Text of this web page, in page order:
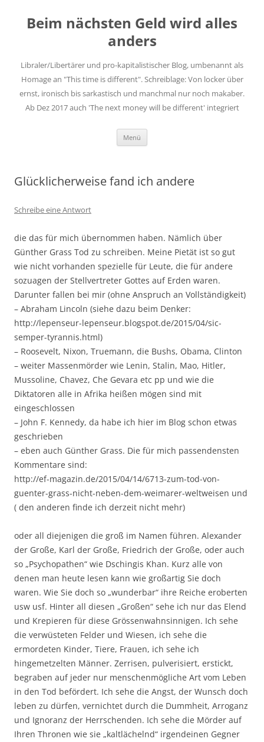
springen
Beim nächsten Geld wird alles
anders
Libraler/Libertärer und pro-kapitalistischer Blog, umbenannt als
Homage an "This time is different". Schreiblage: Von locker über
ernst, ironisch bis sarkastisch und manchmal nur noch makaber.
Ab Dez 2017 auch 'The next money will be different' integriert
Menü
Glücklicherweise fand ich andere
Schreibe eine Antwort
die das für mich übernommen haben. Nämlich über
Günther Grass Tod zu schreiben. Meine Pietät ist so gut
wie nicht vorhanden spezielle für Leute, die für andere
sozuagen der Stellvertreter Gottes auf Erden waren.
Darunter fallen bei mir (ohne Anspruch an Vollständigkeit)
– Abraham Lincoln (siehe dazu beim Denker:
http://lepenseur-lepenseur.blogspot.de/2015/04/sic-
semper-tyrannis.html)
– Roosevelt, Nixon, Truemann, die Bushs, Obama, Clinton
– weiter Massenmörder wie Lenin, Stalin, Mao, Hitler,
Mussoline, Chavez, Che Gevara etc pp und wie die
Diktatoren alle in Afrika heißen mögen sind mit
eingeschlossen
– John F. Kennedy, da habe ich hier im Blog schon etwas
geschrieben
– eben auch Günther Grass. Die für mich passendensten
Kommentare sind:
http://ef-magazin.de/2015/04/14/6713-zum-tod-von-
guenter-grass-nicht-neben-dem-weimarer-weltweisen und
( den anderen finde ich derzeit nicht mehr)
oder all diejenigen die groß im Namen führen. Alexander
der Große, Karl der Große, Friedrich der Große, oder auch
so „Psychopathen“ wie Dschingis Khan. Kurz alle von
denen man heute lesen kann wie großartig Sie doch
waren. Wie Sie doch so „wunderbar“ ihre Reiche eroberten
usw usf. Hinter all diesen „Großen“ sehe ich nur das Elend
und Krepieren für diese Grössenwahnsinnigen. Ich sehe
die verwüsteten Felder und Wiesen, ich sehe die
ermordeten Kinder, Tiere, Frauen, ich sehe ich
hingemetzelten Männer. Zerrisen, pulverisiert, erstickt,
begraben auf jeder nur menschenmögliche Art vom Leben
in den Tod befördert. Ich sehe die Angst, der Wunsch doch
leben zu dürfen, vernichtet durch die Dummheit, Arroganz
und Ignoranz der Herrschenden. Ich sehe die Mörder auf
Ihren Thronen wie sie „kaltlächelnd“ irgendeinen Gegner